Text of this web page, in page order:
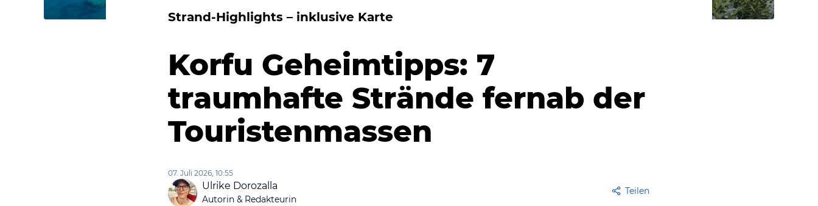
Strand-Highlights – inklusive Karte
Korfu Geheimtipps: 7
traumhafte Strände fernab der
Touristenmassen
07. Juli 2026, 10:55
Ulrike Dorozalla
Autorin & Redakteurin
Teilen